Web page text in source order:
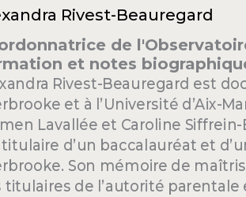
Rivest-Beauregard
de
et notes
Rivest-Beauregard est
et à l’Université d’Aix-
Lavallée et Caroline
d’un baccalauréat et
Son mémoire de
titulaires de l’autorité parentale